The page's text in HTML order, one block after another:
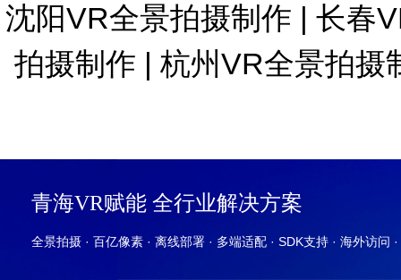
沈阳VR全景拍摄制作 | 长春
拍摄制作 | 杭州VR全景拍摄
青海VR赋能 全行业解决方案
全景拍摄 · 百亿像素 · 离线部署 · 多端适配 · SDK支持 · 海外访问